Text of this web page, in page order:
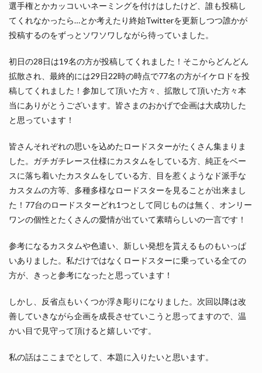
選手権とかカッコいいネーミングを付けはしたけど、誰も投稿し
てくれなかったら…とか考えたり終始Twitterを更新しつつ誰かが
投稿するのをずっとソワソワしながら待っていました。
初日の28日は19名の方が投稿してくれました！そこからどんどん
拡散され、最終的には29日22時の時点で77名の方がイケロドを投
稿してくれました！参加して頂いた方々、拡散して頂いた方々本
当にありがとうございます。皆さまのおかげで企画は大成功した
と思っています！
皆さんそれぞれの思いを込めたロードスターがたくさん集まりま
した。ガチガチレース仕様にカスタムをしている方、純正をベー
スに落ち着いたカスタムをしている方、目を惹くようなド派手な
カスタムの方等、多種多様なロードスターを見ることが出来まし
た！77台のロードスターどれ1つとして同じものは無く、オンリー
ワンの個性とたくさんの愛情が出ていて素晴らしいの一言です！
参考になるカスタムや色遣い、新しい発想を貰えるものもいっぱ
いありました。私だけではなくロードスターに乗っている全ての
方が、きっと参考になったと思っています！
しかし、反省点もいくつか浮き彫りになりました。次回以降は改
善していきながら企画を成長させていこうと思ってますので、温
かい目で見守って頂けると嬉しいです。
私の話はここまでとして、本題に入りたいと思います。